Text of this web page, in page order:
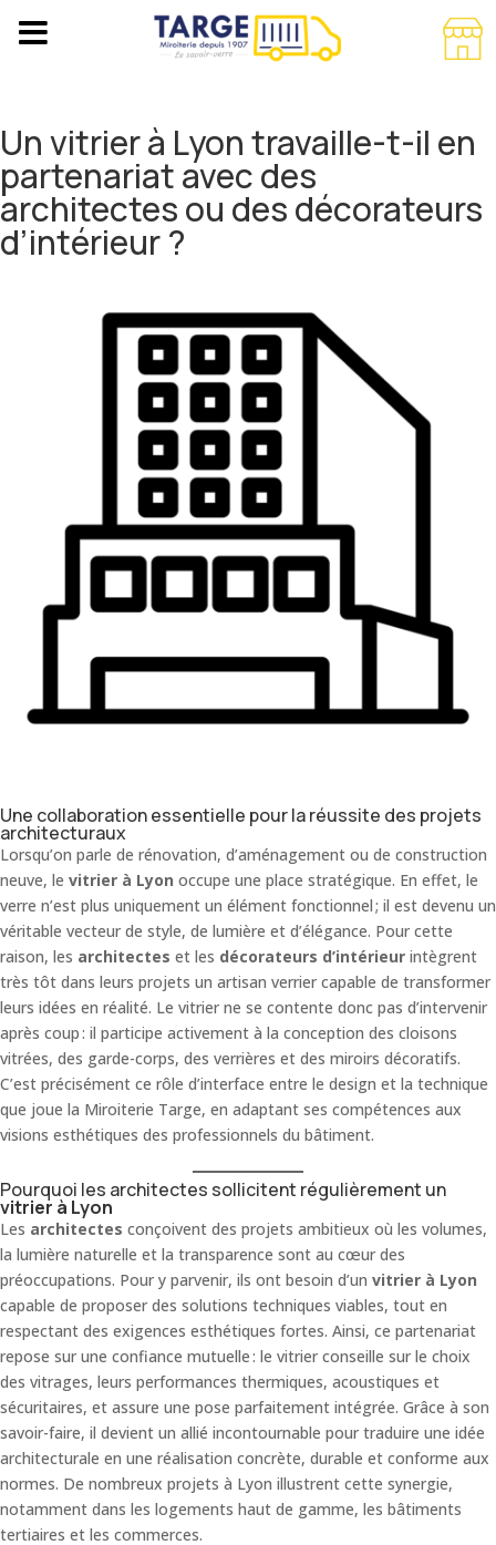
Un vitrier à Lyon travaille-t-il en
partenariat avec des
architectes ou des décorateurs
d’intérieur ?
Une collaboration essentielle pour la réussite des projets
architecturaux
Lorsqu’on parle de rénovation, d’aménagement ou de construction
neuve, le vitrier à Lyon occupe une place stratégique. En effet, le
verre n’est plus uniquement un élément fonctionnel ; il est devenu un
véritable vecteur de style, de lumière et d’élégance. Pour cette
raison, les architectes et les décorateurs d’intérieur intègrent
très tôt dans leurs projets un artisan verrier capable de transformer
leurs idées en réalité. Le vitrier ne se contente donc pas d’intervenir
après coup : il participe activement à la conception des cloisons
vitrées, des garde-corps, des verrières et des miroirs décoratifs.
C’est précisément ce rôle d’interface entre le design et la technique
que joue la Miroiterie Targe, en adaptant ses compétences aux
visions esthétiques des professionnels du bâtiment.
Pourquoi les architectes sollicitent régulièrement un
vitrier à Lyon
Les architectes conçoivent des projets ambitieux où les volumes,
la lumière naturelle et la transparence sont au cœur des
préoccupations. Pour y parvenir, ils ont besoin d’un vitrier à Lyon
capable de proposer des solutions techniques viables, tout en
respectant des exigences esthétiques fortes. Ainsi, ce partenariat
repose sur une confiance mutuelle : le vitrier conseille sur le choix
des vitrages, leurs performances thermiques, acoustiques et
sécuritaires, et assure une pose parfaitement intégrée. Grâce à son
savoir-faire, il devient un allié incontournable pour traduire une idée
architecturale en une réalisation concrète, durable et conforme aux
normes. De nombreux projets à Lyon illustrent cette synergie,
notamment dans les logements haut de gamme, les bâtiments
tertiaires et les commerces.